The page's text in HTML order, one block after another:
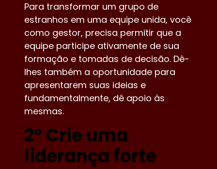
Para transformar um grupo de
estranhos em uma equipe unida, você
como gestor, precisa permitir que a
equipe participe ativamente de sua
formação e tomadas de decisão. Dê-
lhes também a oportunidade para
apresentarem suas ideias e
fundamentalmente, dê apoio às
mesmas.
2º Crie uma
liderança forte